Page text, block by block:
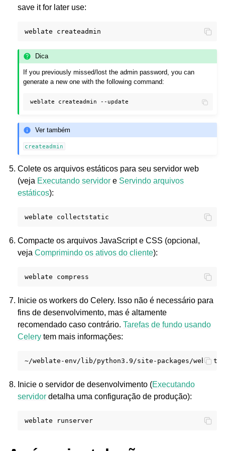
save it for later use:
weblate
Dica
If you previously missed/lost the admin password, you can
generate a new one with the following command:
weblate createadmin
Ver também
createadmin
Colete os arquivos estáticos para seu servidor web
(veja Executando servidor e Servindo arquivos
estáticos):
weblate
Compacte os arquivos JavaScript e CSS (opcional,
vejaComprimindo os ativos do cliente):
weblate
Inicie os workers do Celery. Isso não é necessário para
fins de desenvolvimento, mas é altamente
recomendado caso contrário.Tarefas de fundo usando
Celery tem mais informações:
~/weblate-env/lib/python3.9/site-packages/
Inicie o servidor de desenvolvimento (Executando
servidor detalha uma configuração de produção):
weblate